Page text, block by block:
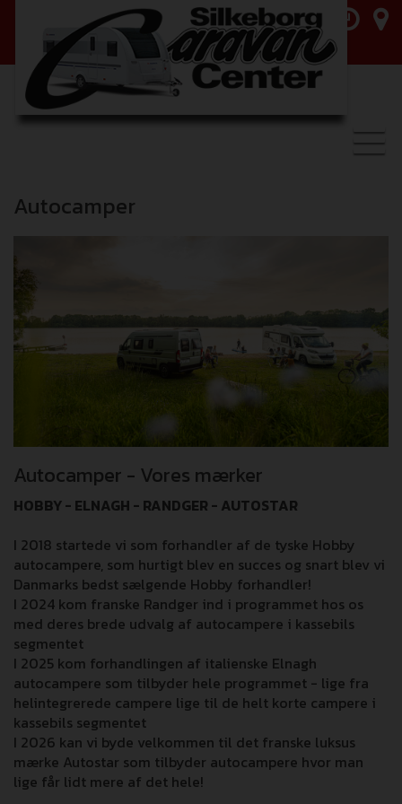
Autocamper
Autocamper - Vores mærker
HOBBY - ELNAGH - RANDGER - AUTOSTAR
I 2018 startede vi som forhandler af de tyske Hobby
autocampere, som hurtigt blev en succes og snart blev vi
Danmarks bedst sælgende Hobby forhandler!
I 2024 kom franske Randger ind i programmet hos os
med deres brede udvalg af autocampere i kassebils
segmentet
I 2025 kom forhandlingen af italienske Elnagh
autocampere som tilbyder hele programmet - lige fra
helintegrerede campere lige til de helt korte campere i
kassebils segmentet
I 2026 kan vi byde velkommen til det franske luksus
mærke Autostar som tilbyder autocampere hvor man
lige får lidt mere af det hele!